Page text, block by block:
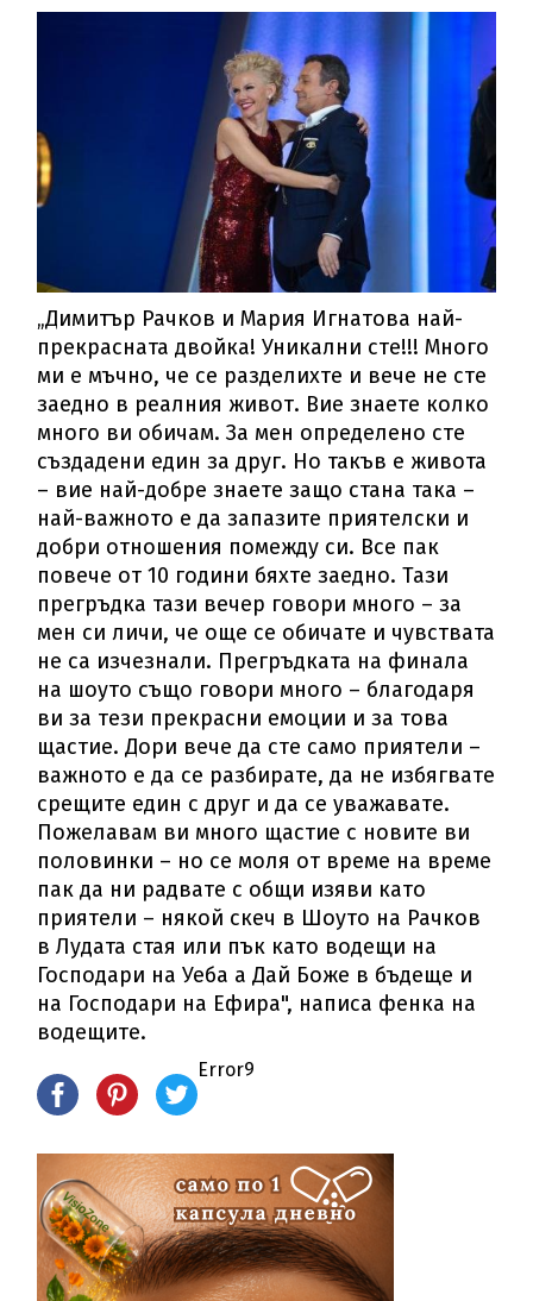
„Димитър Рачков и Мария Игнатова най-
прекрасната двойка! Уникални сте!!! Много
ми е мъчно, че се разделихте и вече не сте
заедно в реалния живот. Вие знаете колко
много ви обичам. За мен определено сте
създадени един за друг. Но такъв е живота
– вие най-добре знаете защо стана така –
най-важното е да запазите приятелски и
добри отношения помежду си. Все пак
повече от 10 години бяхте заедно. Тази
прегръдка тази вечер говори много – за
мен си личи, че още се обичате и чувствата
не са изчезнали. Прегръдката на финала
на шоуто също говори много – благодаря
ви за тези прекрасни емоции и за това
щастие. Дори вече да сте само приятели –
важното е да се разбирате, да не избягвате
срещите един с друг и да се уважавате.
Пожелавам ви много щастие с новите ви
половинки – но се моля от време на време
пак да ни радвате с общи изяви като
приятели – някой скеч в Шоуто на Рачков
в Лудата стая или пък като водещи на
Господари на Уеба а Дай Боже в бъдеще и
на Господари на Ефира", написа фенка на
водещите.
Error9